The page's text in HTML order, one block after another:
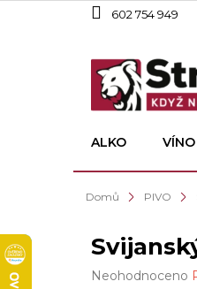
602 754 949
ALKO VÍNO
Domů PIVO
Průměrné
Neohodnoceno